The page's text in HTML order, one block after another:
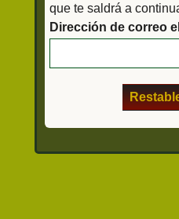
que te saldrá a
Dirección de correo